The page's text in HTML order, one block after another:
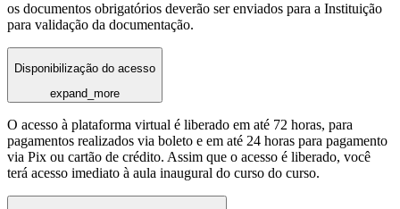
os documentos obrigatórios deverão ser enviados para a Instituição
para validação da documentação.
Disponibilização do acesso
expand_more
O acesso à plataforma virtual é liberado em até 72 horas, para
pagamentos realizados via boleto e em até 24 horas para pagamento
via Pix ou cartão de crédito. Assim que o acesso é liberado, você
terá acesso imediato à aula inaugural do curso do curso.